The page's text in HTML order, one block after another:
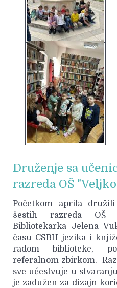
Druženje sa
razreda OŠ
Početkom aprila
šestih razreda OŠ
Bibliotekarka Jelena
času CSBH jezika i
radom biblioteke,
referalnom zbirkom.
sve učestvuje u
je zadužen za dizajn